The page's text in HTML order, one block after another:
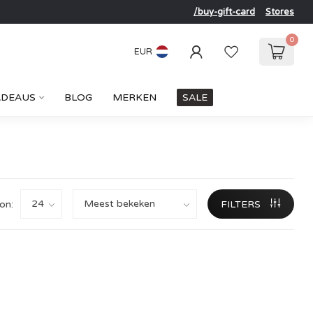
/buy-gift-card Stores
EUR
0
BLOG MERKEN SALE
FILTERS